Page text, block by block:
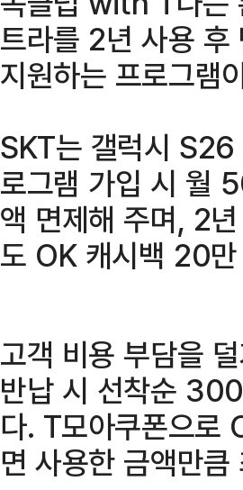
트라를 2년 사용 후
지원하는 프로그램
SKT는 갤럭시 S26
로그램 가입 시 월
액 면제해 주며, 2
도 OK 캐시백 20
고객 비용 부담을
반납 시 선착순
다. T모아쿠폰으로
면 사용한 금액만